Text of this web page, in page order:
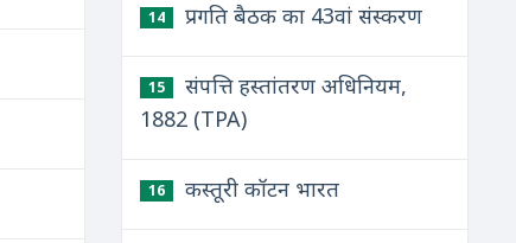
14 प्रगति बैठक का 43वां संस्करण
15
संपत्ति हस्तांतरण अधिनियम,
1882 (TPA)
16 कस्तूरी कॉटन भारत